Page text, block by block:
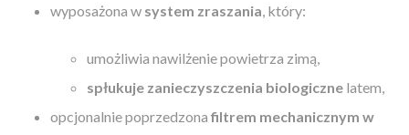
wyposażona w system zraszania , który:
umożliwia nawilżenie powietrza zimą,
spłukuje zanieczyszczenia biologiczne latem,
opcjonalnie poprzedzonafiltrem mechanicznym w